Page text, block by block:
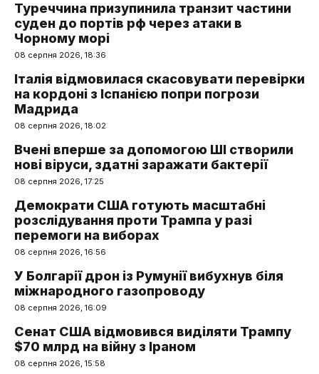
Туреччина призупинила транзит частини
суден до портів рф через атаки в
Чорному морі
08 серпня 2026, 18:36
Італія відмовилася скасовувати перевірки
на кордоні з Іспанією попри погрози
Мадрида
08 серпня 2026, 18:02
Вчені вперше за допомогою ШІ створили
нові віруси, здатні заражати бактерії
08 серпня 2026, 17:25
Демократи США готують масштабні
розслідування проти Трампа у разі
перемоги на виборах
08 серпня 2026, 16:56
У Болгарії дрон із Румунії вибухнув біля
міжнародного газопроводу
08 серпня 2026, 16:09
Сенат США відмовився виділяти Трампу
$70 млрд на війну з Іраном
08 серпня 2026, 15:58